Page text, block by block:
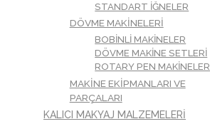
STANDART İĞNELER
DÖVME MAKINELERI
BOBINLI MAKINELER
DÖVME MAKINE SETLERI
ROTARY PEN MAKINELER
MAKINE EKIPMANLARI VE
PARÇALARI
KALICI MAKYAJ MALZEMELERI